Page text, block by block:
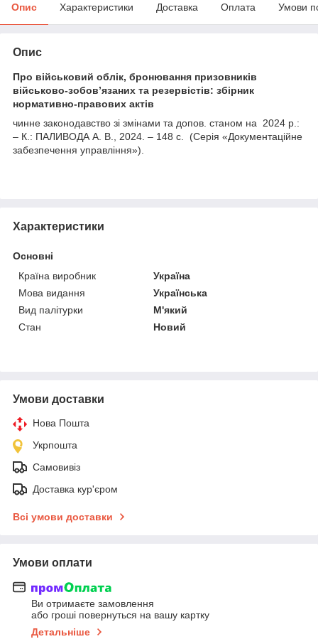
Опис Характеристики Доставка Оплата Умови
Опис
Про військовий облік, бронювання призовників
військово-зобов’язаних та резервістів: збірник
нормативно-правових актів
чинне законодавство зі змінами та допов. станом на 2024 р.:
– К.: ПАЛИВОДА А. В., 2024. – 148 с. (Серія «Документаційне
забезпечення управління»).
Характеристики
Основні
Країна виробник
Україна
Мова видання
Українська
Вид палітурки
М'який
Стан
Новий
Умови доставки
Нова Пошта
Укрпошта
Самовивіз
Доставка кур'єром
Всі умови доставки
Умови оплати
Ви отримаєте замовлення
або гроші повернуться на вашу картку
Детальніше